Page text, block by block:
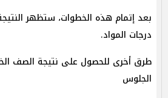
بعد إتمام هذه الخطوات، ستظهر
درجات المواد.
طرق أخرى للحصول على نتيجة الصف
الجلوس